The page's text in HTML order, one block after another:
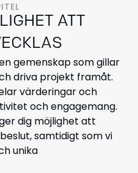
ATT
gemenskap som gillar
driva projekt framåt.
värderingar och
och engagemang.
dig möjlighet att
samtidigt som vi
unika